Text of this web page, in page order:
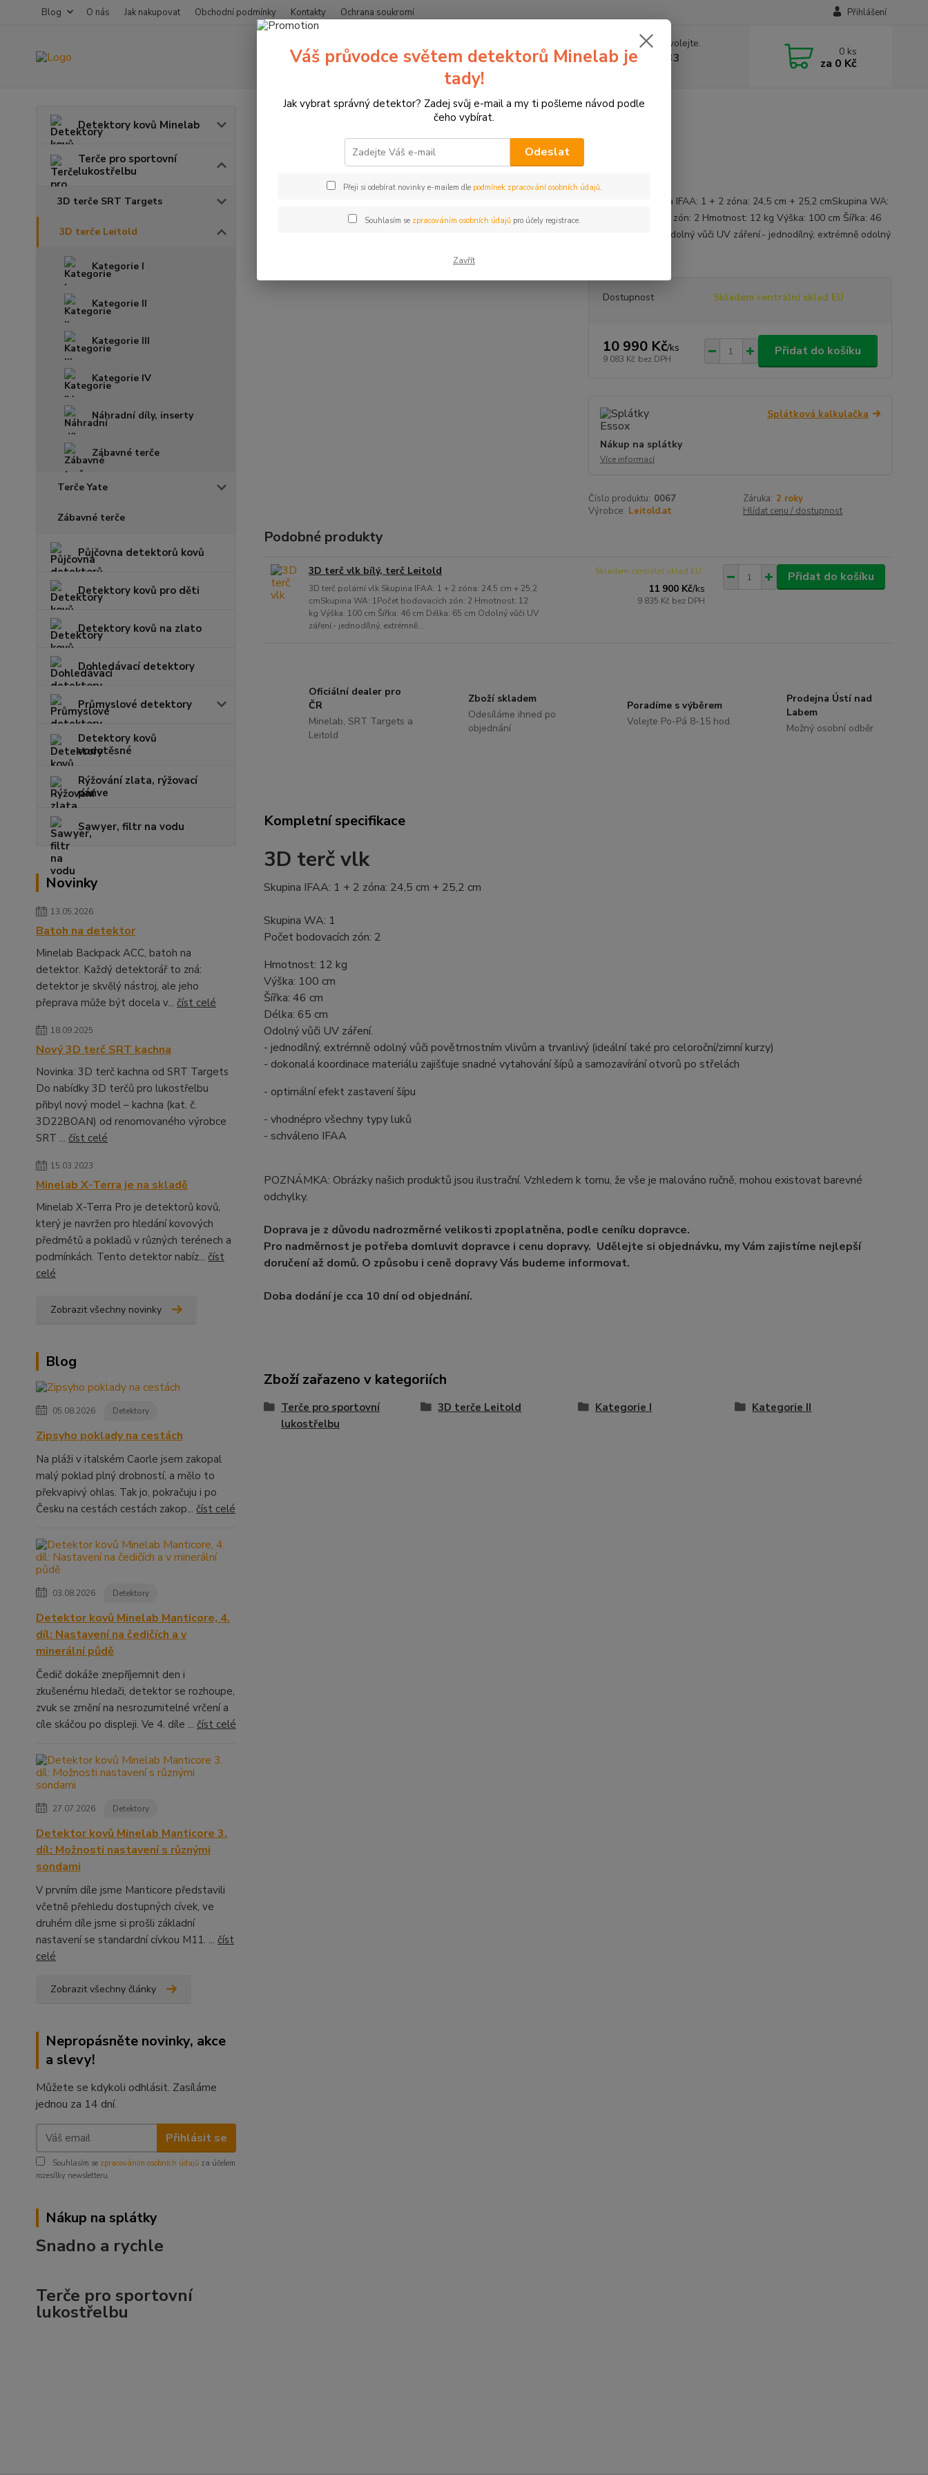
Blog O nás Jak nakupovat Obchodní podmínky Kontakty Ochrana soukromí Přihlášení
Hledat
Nevíte si rady? Zavolejte.
+420774877333 0 ks
za 0 Kč
Detektory kovů Minelab
Terče pro sportovní
lukostřelbu
3D terče SRT Targets
3D terče Leitold
Kategorie I
Kategorie II
Kategorie III
Kategorie IV
Náhradní díly, inserty
Zábavné terče
Terče Yate
Zábavné terče
Půjčovna detektorů kovů
Detektory kovů pro děti
Detektory kovů na zlato
Dohledávací detektory
Průmyslové detektory
Detektory kovů
vodotěsné
Rýžování zlata, rýžovací
pánve
Sawyer, filtr na vodu
Novinky
13.05.2026
Batoh na detektor
Minelab Backpack ACC, batoh na
detektor. Každý detektorář to zná:
detektor je skvělý nástroj, ale jeho
přeprava může být docela v... číst celé
18.09.2025
Nový 3D terč SRT kachna
Novinka: 3D terč kachna od SRT Targets
Do nabídky 3D terčů pro lukostřelbu
přibyl nový model – kachna (kat. č.
3D22BOAN) od renomovaného výrobce
SRT ... číst celé
15.03.2023
Minelab X-Terra je na skladě
Minelab X-Terra Pro je detektorů kovů,
který je navržen pro hledání kovových
předmětů a pokladů v různých terénech a
podmínkách. Tento detektor nabíz... číst
celé
Zobrazit všechny novinky
Blog
05.08.2026 Detektory
Zipsyho poklady na cestách
Na pláži v italském Caorle jsem zakopal
malý poklad plný drobností, a mělo to
překvapivý ohlas. Tak jo, pokračuju i po
Česku na cestách cestách zakop... číst celé
03.08.2026 Detektory
Detektor kovů Minelab Manticore, 4.
díl: Nastavení na čedičích a v
minerální půdě
Čedič dokáže znepříjemnit den i
zkušenému hledači, detektor se rozhoupe,
zvuk se změní na nesrozumitelné vrčení a
cíle skáčou po displeji. Ve 4. díle ... číst celé
27.07.2026 Detektory
Detektor kovů Minelab Manticore 3.
díl: Možnosti nastavení s různými
sondami
V prvním díle jsme Manticore představili
včetně přehledu dostupných cívek, ve
druhém díle jsme si prošli základní
nastavení se standardní cívkou M11. ... číst
celé
Zobrazit všechny články
Nepropásněte novinky, akce
a slevy!
Můžete se kdykoli odhlásit. Zasíláme
jednou za 14 dní.
Přihlásit se
Souhlasím se zpracováním osobních údajů za účelem
rozesílky newsletteru.
Nákup na splátky
Snadno a rychle
Terče pro sportovní
lukostřelbu
Terče pro sportovní lukostřelbu 3D terče Leitold 3D terč vlk, terč Leitold
3D terč vlk, terč Leitold
3D terč vlk Skupina IFAA: 1 + 2 zóna: 24,5 cm + 25,2 cmSkupina WA:
1Počet bodovacích zón: 2 Hmotnost: 12 kg Výška: 100 cm Šířka: 46
cm Délka: 65 cm Odolný vůči UV záření.- jednodílný, extrémně odolný
Dostupnost Skladem centrální sklad EU
10 990 Kč/ks
9 083 Kč bez DPH
Přidat do košíku
Splátková kalkulačka
Nákup na splátky
Více informací
Číslo produktu: 0067 Záruka: 2 roky
Výrobce: Leitold.at Hlídat cenu / dostupnost
Podobné produkty
3D terč vlk bílý, terč Leitold
3D terč polární vlk Skupina IFAA: 1 + 2 zóna: 24,5 cm + 25,2
cmSkupina WA: 1Počet bodovacích zón: 2 Hmotnost: 12
kg Výška: 100 cm Šířka: 46 cm Délka: 65 cm Odolný vůči UV
záření.- jednodílný, extrémně...
11 900 Kč/ks
9 835 Kč bez DPH
Skladem centrální sklad EU Přidat do košíku
Oficiální dealer pro
ČR
Minelab, SRT Targets a
Leitold
Zboží skladem
Odesíláme ihned po
objednání
Poradíme s výběrem
Volejte Po-Pá 8-15 hod.
Prodejna Ústí nad
Labem
Možný osobní odběr
Kompletní specifikace
3D terč vlk
Skupina IFAA: 1 + 2 zóna: 24,5 cm + 25,2 cm
Skupina WA: 1
Počet bodovacích zón: 2
Hmotnost: 12 kg
Výška: 100 cm
Šířka: 46 cm
Délka: 65 cm
Odolný vůči UV záření.
- jednodílný, extrémně odolný vůči povětrnostním vlivům a trvanlivý (ideální také pro celoroční/zimní kurzy)
- dokonalá koordinace materiálu zajišťuje snadné vytahování šípů a samozavírání otvorů po střelách
- optimální efekt zastavení šípu
- vhodnépro všechny typy luků
- schváleno IFAA
POZNÁMKA: Obrázky našich produktů jsou ilustrační. Vzhledem k tomu, že vše je malováno ručně, mohou existovat barevné
odchylky.
Doprava je z důvodu nadrozměrné velikosti zpoplatněna, podle ceníku dopravce.
Pro nadměrnost je potřeba domluvit dopravce i cenu dopravy. Udělejte si objednávku, my Vám zajistíme nejlepší
doručení až domů. O způsobu i ceně dopravy Vás budeme informovat.
Doba dodání je cca 10 dní od objednání.
Zboží zařazeno v kategoriích
Terče pro sportovní
lukostřelbu
3D terče Leitold Kategorie I Kategorie II
Váš průvodce světem detektorů Minelab je
tady!
Jak vybrat správný detektor? Zadej svůj e-mail a my ti pošleme návod podle
čeho vybírat.
Odeslat
Přeji si odebírat novinky e-mailem dle podmínek zpracování osobních údajů.
Souhlasím se zpracováním osobních údajůpro účely registrace.
Zavřít